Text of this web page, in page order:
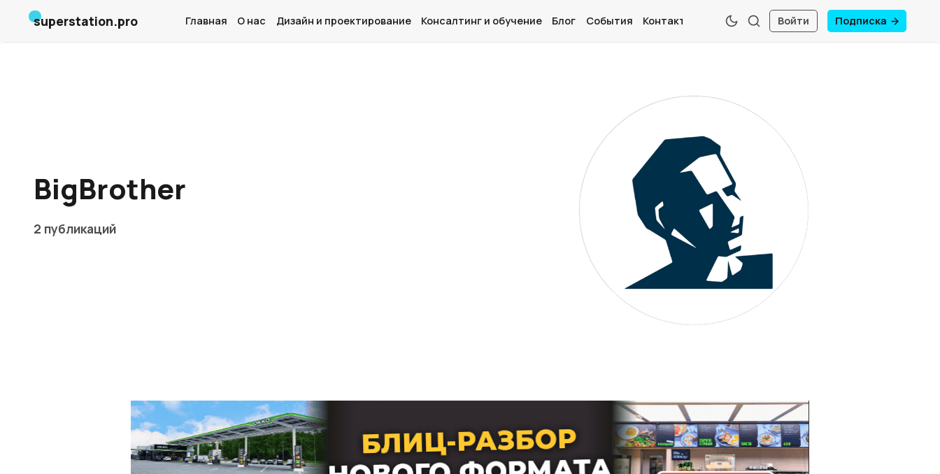
Условия использования материалов
Политика конфиденциальности и cookie
superstation.pro Главная О нас Дизайн и проектирование Консалтинг и обучение Блог События Контакты Войти Подписка
BigBrother
2 публикаций